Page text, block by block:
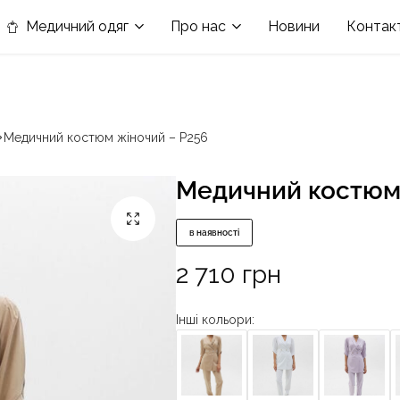
в номінації «Кращій виробник медичного одягу»
Медичний одяг Про нас Новини
Медичний костюм жіночий – P256
Медичний
в наявності
2 710 грн
Інші кольори: